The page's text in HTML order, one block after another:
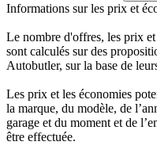
Informations sur les prix et
Le nombre d'offres, les prix
sont calculés sur des
Autobutler, sur la base de
Les prix et les économies
la marque, du modèle, de
garage et du moment et de
être effectuée.